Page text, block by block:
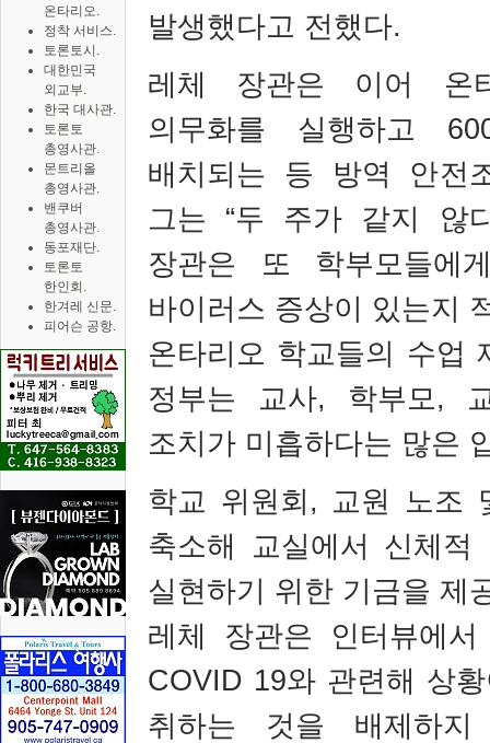
온타리오.
정착 서비스.
토론토시.
대한민국
외교부.
한국 대사관.
토론토
총영사관.
몬트리올
총영사관.
밴쿠버
총영사관.
동포재단.
토론토
한인회.
한겨레 신문.
피어슨 공항.
발생했다고 전했다.
레체 장관은 이어 온
의무화를 실행하고
배치되는 등 방역 안전
그는 “두 주가 같지 않
장관은 또 학부모들에
바이러스 증상이 있는지
온타리오 학교들의 수업
정부는 교사, 학부모 ,
조치가 미흡하다는 많은
학교 위원회,
교원 노조
축소해 교실에서 신체
실현하기 위한 기금을 제
레체 장관은 인터뷰에
COVID 19와 관련해 상
취하는 것을 배제하